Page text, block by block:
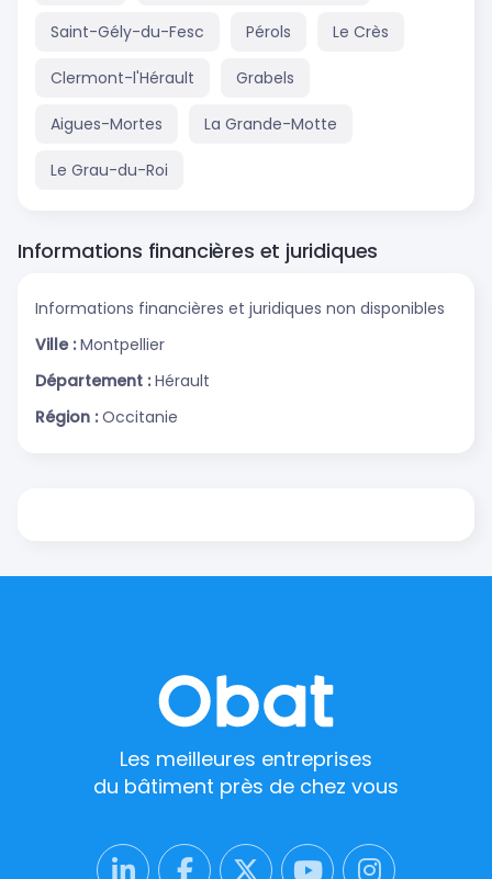
Saint-Gély-du-Fesc Pérols Le Crès
Clermont-l'Hérault Grabels
Aigues-Mortes La Grande-Motte
Le Grau-du-Roi
Informations financières et juridiques
Informations financières et juridiques non disponibles
Ville : Montpellier
Département : Hérault
Région : Occitanie
Les meilleures entreprises
du bâtiment près de chez vous